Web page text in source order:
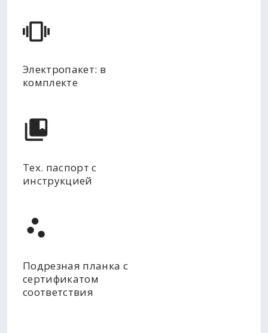
Электропакет: в
комплекте
Тех. паспорт с
инструкцией
Подрезная планка с
сертификатом
соответствия